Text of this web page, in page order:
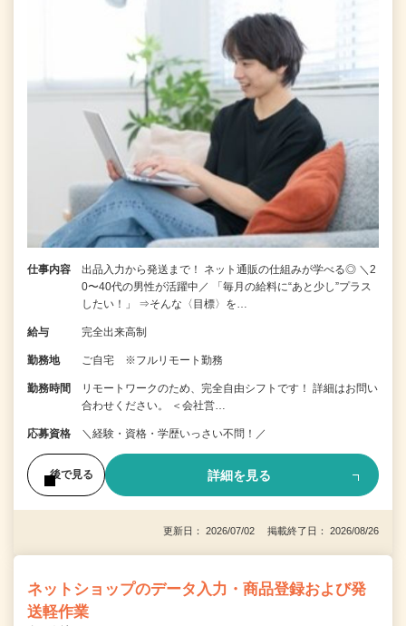
仕事内容
出品入力から発送まで！ ネット通販の仕組みが学べる◎ ＼2
0〜40代の男性が活躍中／ 「毎月の給料に“あと少し”プラス
したい！」 ⇒そんな〈目標〉を…
給与 完全出来高制
勤務地 ご自宅 ※フルリモート勤務
勤務時間
リモートワークのため、完全自由シフトです！ 詳細はお問い
合わせください。 ＜会社営…
応募資格 ＼経験・資格・学歴いっさい不問！／
後で見る 詳細を見る
更新日： 2026/07/02 掲載終了日： 2026/08/26
ネットショップのデータ入力・商品登録および発
送軽作業